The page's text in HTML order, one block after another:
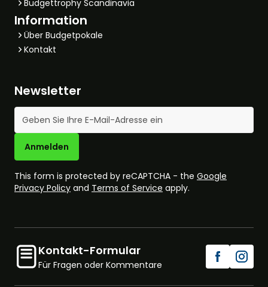
Budgettrophy Scandinavia
Information
Über Budgetpokale
Kontakt
Newsletter
E-Mail-Adresse
Anmelden
This form is protected by reCAPTCHA - the Google
Privacy Policy and Terms of Service apply.
Kontakt-Formular
Für Fragen oder Kommentare